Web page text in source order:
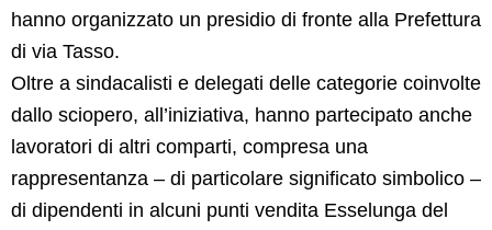
hanno organizzato un presidio di fronte alla Prefettura
di via Tasso.
Oltre a sindacalisti e delegati delle categorie coinvolte
dallo sciopero, all’iniziativa, hanno partecipato anche
lavoratori di altri comparti, compresa una
rappresentanza – di particolare significato simbolico –
di dipendenti in alcuni punti vendita Esselunga del